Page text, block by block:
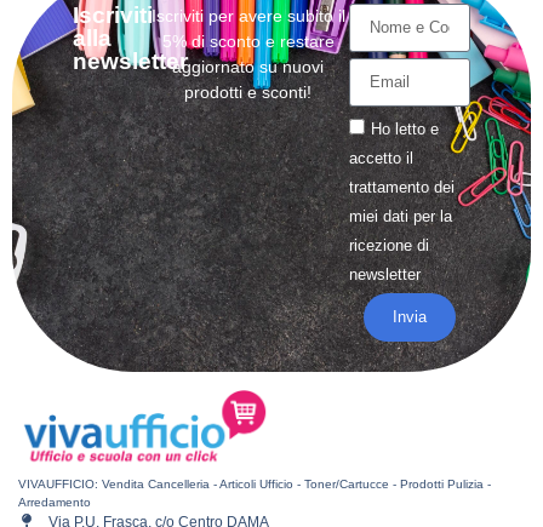
Iscriviti
alla
newsletter
Iscriviti per avere subito il
5% di sconto e restare
aggiornato su nuovi
prodotti e sconti!
Ho letto e
accetto il
trattamentodei
miei dati per la
ricezione di
newsletter
Invia
VIVAUFFICIO: Vendita Cancelleria - Articoli Ufficio - Toner/Cartucce - Prodotti Pulizia -
Arredamento
Via P.U. Frasca, c/o Centro DAMA